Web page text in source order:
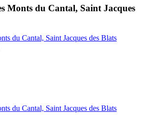
Monts du Cantal, Saint Jacques
du Cantal, Saint Jacques des Blats
du Cantal, Saint Jacques des Blats